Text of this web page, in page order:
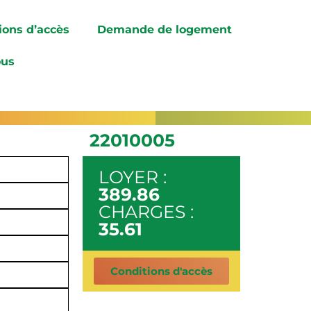
d’accès Demande de logement
22010005
LOYER :
389.86
CHARGES :
35.61
Conditions d'accès